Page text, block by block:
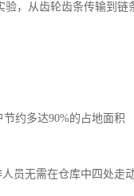
，从齿轮齿条传输到链
约多达90%的占地面积
员无需在仓库中四处走